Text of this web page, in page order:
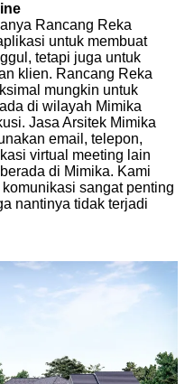
Rancang Reka
untuk membuat
tetapi juga untuk
klien. Rancang Reka
mungkin untuk
di wilayah Mimika
Jasa Arsitek Mimika
email, telepon,
virtual meeting lain
di Mimika. Kami
sangat penting
nantinya tidak terjadi